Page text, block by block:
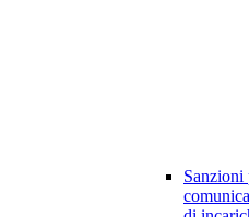
Sanzioni